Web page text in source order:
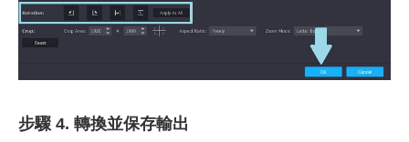
步驟 4. 轉換並保存輸出